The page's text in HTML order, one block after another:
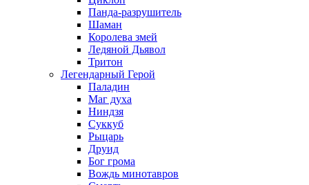
Панда-разрушитель
Шаман
Королева змей
Ледяной Дьявол
Тритон
Легендарный Герой
Паладин
Маг духа
Ниндзя
Суккуб
Рыцарь
Друид
Бог грома
Вождь минотавров